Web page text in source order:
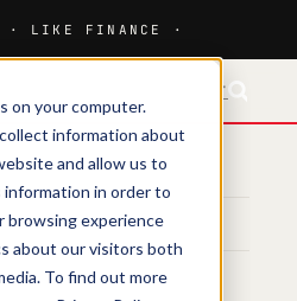
on your computer.
information about
and allow us to
information in order to
browsing experience
about our visitors both
To find out more